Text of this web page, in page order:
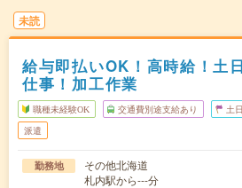
未読
給与即払いOK！高時給！土
仕事！加工作業
職種未経験OK 交通費別途支給あり 土
派遣
勤務地
その他北海道
札内駅から---分